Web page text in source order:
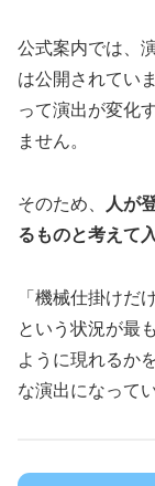
公式案内では、
は公開されてい
って演出が変化
ません。
そのため、
人が
るものと考えて
「機械仕掛けだ
という状況が最
ように現れるか
な演出になって